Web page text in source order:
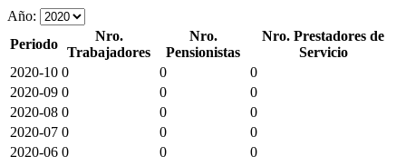
Año:
Periodo
Nro.
Trabajadores
Nro.
Pensionistas
Nro. Prestadores de
Servicio
2020-10 0 0
0
2020-09 0 0
0
2020-08 0 0
0
2020-07 0 0
0
2020-06 0 0
0